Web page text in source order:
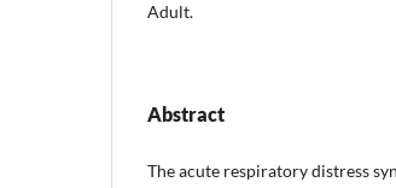
Adult.
Abstract
The acute respiratory distress